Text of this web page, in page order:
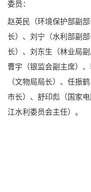
委员：
赵英民（环境保护部副
长）、刘宁（水利部副
长）、刘东生（林业局
曹宇（银监会副主席）
（文物局局长）、任振
市长）、舒印彪（国家
江水利委员会主任）。